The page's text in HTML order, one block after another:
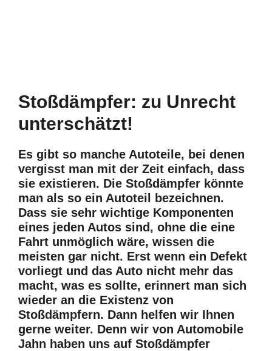
Stoßdämpfer: zu Unrecht
unterschätzt!
Es gibt so manche Autoteile, bei denen
vergisst man mit der Zeit einfach, dass
sie existieren. Die Stoßdämpfer könnte
man als so ein Autoteil bezeichnen.
Dass sie sehr wichtige Komponenten
eines jeden Autos sind, ohne die eine
Fahrt unmöglich wäre, wissen die
meisten gar nicht. Erst wenn ein Defekt
vorliegt und das Auto nicht mehr das
macht, was es sollte, erinnert man sich
wieder an die Existenz von
Stoßdämpfern. Dann helfen wir Ihnen
gerne weiter. Denn wir von Automobile
Jahn haben uns auf Stoßdämpfer